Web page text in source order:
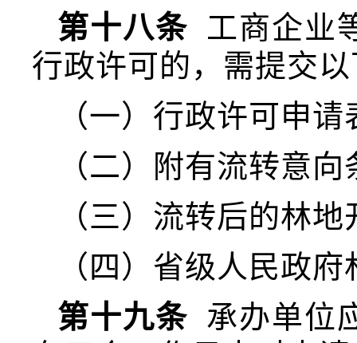
第十八条
工商企业
行政许可的，需提交
（一）行政许可申请
（二）附有流转意
（三）流转后的林
（四）省级人民政
第十九条 承办单位